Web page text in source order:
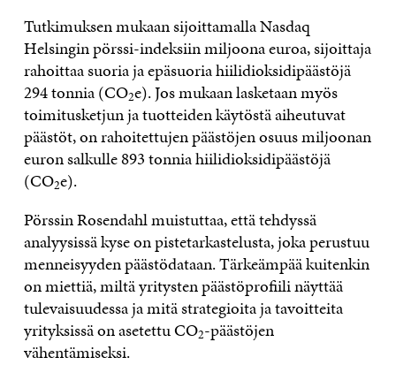
Tutkimuksen mukaan sijoittamalla Nasdaq
Helsingin pörssi-indeksiin miljoona euroa, sijoittaja
rahoittaa suoria ja epäsuoria hiilidioksidipäästöjä
294 tonnia (CO2e). Jos mukaan lasketaan myös
toimitusketjun ja tuotteiden käytöstä aiheutuvat
päästöt, on rahoitettujen päästöjen osuus miljoonan
euron salkulle 893 tonnia hiilidioksidipäästöjä
(CO2e).
Pörssin Rosendahl muistuttaa, että tehdyssä
analyysissä kyse on pistetarkastelusta, joka perustuu
menneisyyden päästödataan. Tärkeämpää kuitenkin
on miettiä, miltä yritysten päästöprofiili näyttää
tulevaisuudessa ja mitä strategioita ja tavoitteita
yrityksissä on asetettu CO2-päästöjen
vähentämiseksi.